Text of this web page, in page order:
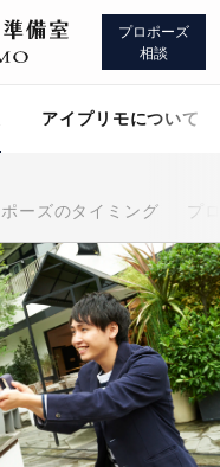
プロポーズ
相談
アイプリモについて
ーズのタイミング プ
先輩の体験談
アイプリモについて